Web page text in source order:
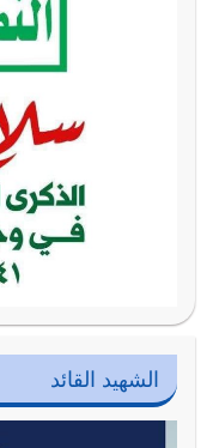
الشهيد القائد